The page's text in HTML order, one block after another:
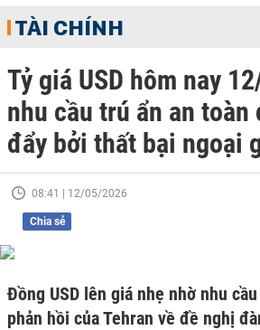
TÀI CHÍNH
Tỷ giá USD hôm nay
nhu cầu trú ẩn an
đẩy bởi thất bại ngoại
08:41 | 12/05/2026
Chia sẻ
Đồng USD lên giá nhẹ nhờ nhu
phản hồi của Tehran về đề nghị